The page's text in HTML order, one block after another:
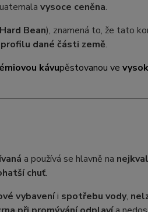
vysoce ceněna.
Hard Bean), znamená to, že tato
dané části země.
kávupěstovanou ve
a používá se hlavně na
chuť.
vybaveníi spotřebu vody,